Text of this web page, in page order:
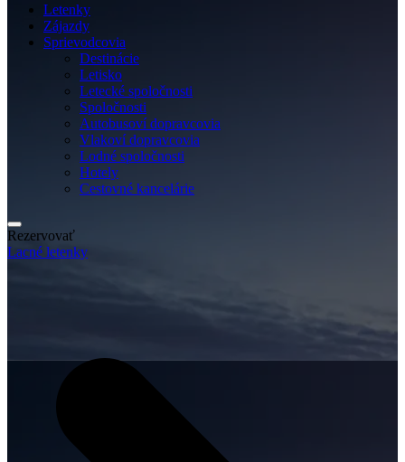
Letenky
Zájazdy
Sprievodcovia
Destinácie
Letisko
Letecké spoločnosti
Spoločnosti
Autobusoví dopravcovia
Vlakoví dopravcovia
Lodné spoločnosti
Hotely
Cestovné kancelárie
Rezervovať
Lacné letenky